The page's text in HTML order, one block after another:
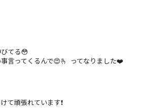
てる😳
言ってくるんで😍🫰 ってなりました❤️
て頑張れています❗️